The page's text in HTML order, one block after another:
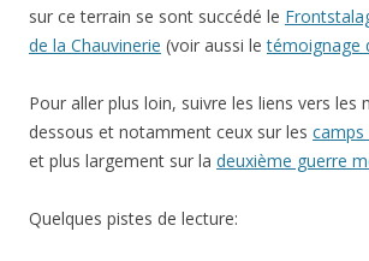
sur ce terrain se sont succédé le
de la Chauvinerie (voir aussi letémoignage
Pour aller plus loin, suivre les liens vers les
dessous et notamment ceux sur les
et plus largement sur la deuxième guerre
Quelques pistes de lecture: